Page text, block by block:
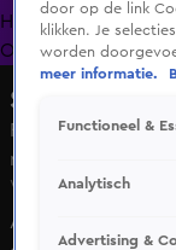
HomeUitzending
Oranjezomer
Shownieuws
Ferry Doedens
rechtbank
Wo 13 mei, 13:48
Acteur Ferry
door op de link
klikken. Je
worden
meer informatie.
Functioneel &
Analytisch
Advertising &